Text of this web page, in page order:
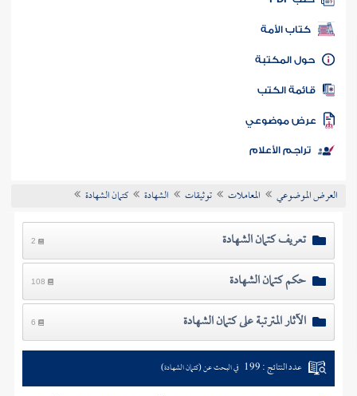
كتب PDF
كتاب الأمة
المكتبة
الكتب
موضوعي
تراجم الأعلام
العرض الموضوعي المعاملات توثيقات الشهادة كتمان الشهادة
تعريف كتمان الشهادة 2
حكم كتمان الشهادة 108
الآثار المترتبة على كتمان الشهادة 6
عدد النتائج : 199 في البحث عن (كتمان الشهادة)